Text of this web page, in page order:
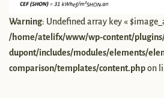
Warning: Undefined array key «
/home/atelifx/www/wp-content/
dupont/includes/modules/elements/
comparison/templates/content.phpon